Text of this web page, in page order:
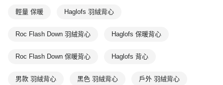
輕量 保暖 Haglofs 羽絨背心
Roc Flash Down 羽絨背心 Haglofs 保暖背心
Roc Flash Down 保暖背心 Haglofs 背心
男款 羽絨背心 黑色 羽絨背心 戶外 羽絨背心